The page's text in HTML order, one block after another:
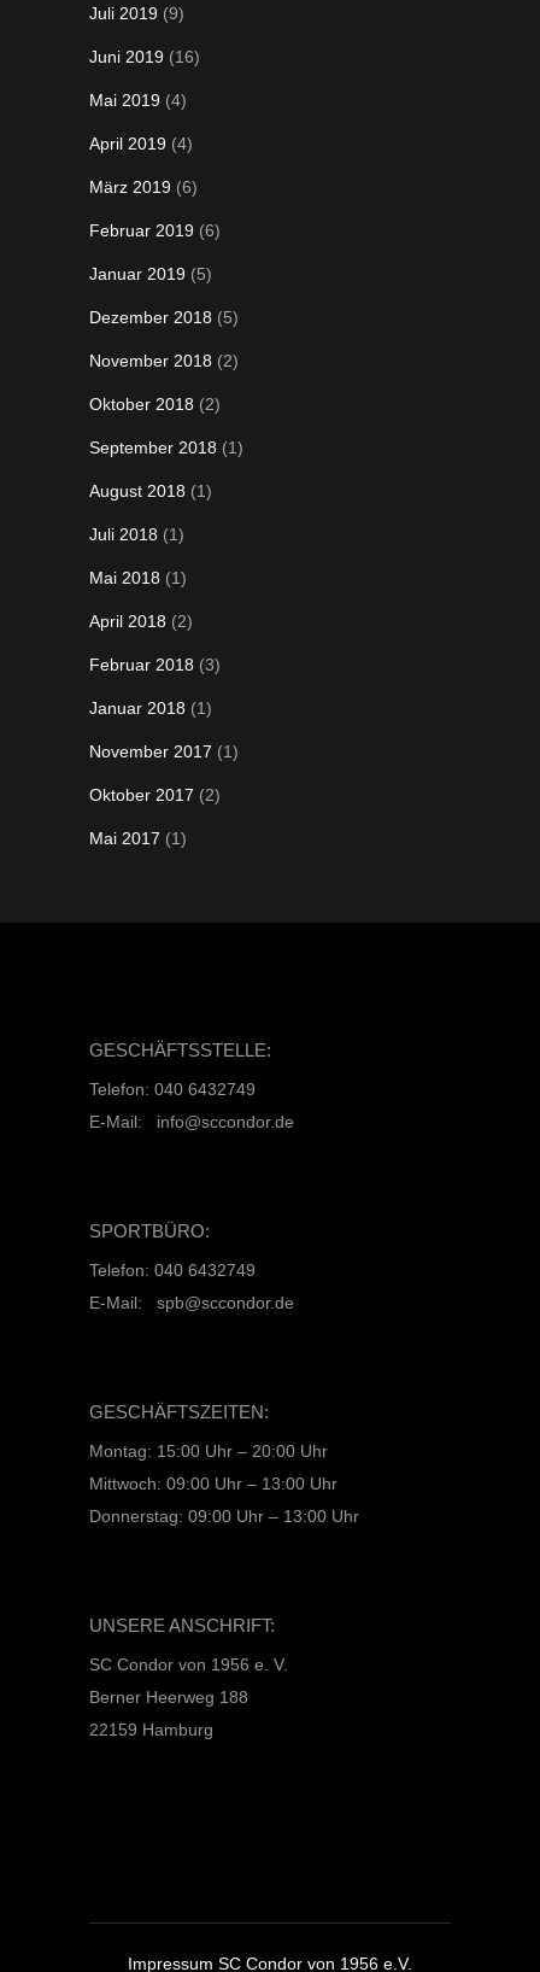
Juli 2019 (9)
Juni 2019 (16)
Mai 2019 (4)
April 2019 (4)
März 2019 (6)
Februar 2019 (6)
Januar 2019 (5)
Dezember 2018 (5)
November 2018 (2)
Oktober 2018 (2)
September 2018 (1)
August 2018 (1)
Juli 2018 (1)
Mai 2018 (1)
April 2018 (2)
Februar 2018 (3)
Januar 2018 (1)
November 2017 (1)
Oktober 2017 (2)
Mai 2017 (1)
GESCHÄFTSSTELLE:
Telefon: 040 6432749
E-Mail: info@sccondor.de
SPORTBÜRO:
Telefon: 040 6432749
E-Mail: spb@sccondor.de
GESCHÄFTSZEITEN:
Montag: 15:00 Uhr – 20:00 Uhr
Mittwoch: 09:00 Uhr – 13:00 Uhr
Donnerstag: 09:00 Uhr – 13:00 Uhr
UNSERE ANSCHRIFT:
SC Condor von 1956 e. V.
Berner Heerweg 188
22159 Hamburg
Impressum SC Condor von 1956 e.V.